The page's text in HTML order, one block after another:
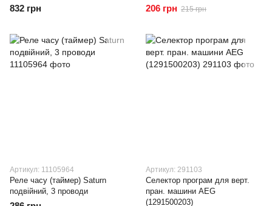
832 грн 206 грн 215 грн
Артикул: 11105964
Реле часу (таймер) Saturn
подвійний, 3 проводи
Артикул: 291103
Селектор програм для верт.
пран. машини AEG
(1291500203)